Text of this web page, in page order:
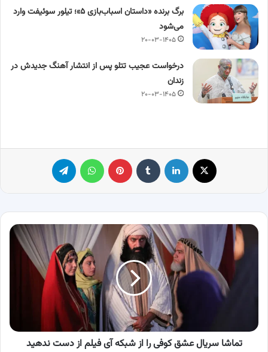
برگ برنده «داستان اسباب‌بازی ۵»؛ تیلور سوئیفت وارد
می‌شود
۲۰-۰۳-۱۴۰۵
درخواست عجیب تتلو پس از انتشار آهنگ جدیدش در
زندان
۲۰-۰۳-۱۴۰۵
لینکدین ‫تامبلر پینترست
تماشا
سریال
عشق
فیلم
تماشا سریال عشق کوفی را از شبکه آی فیلم از دست ندهید